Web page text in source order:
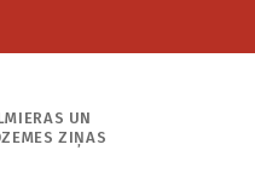
UN
ZIŅAS